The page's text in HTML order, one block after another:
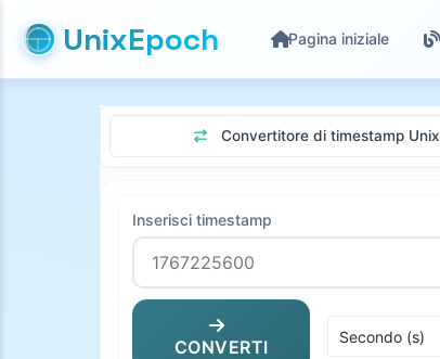
UnixEpoch Pagina iniziale
Convertitore di timestamp Unix
Inserisci timestamp
CONVERTI